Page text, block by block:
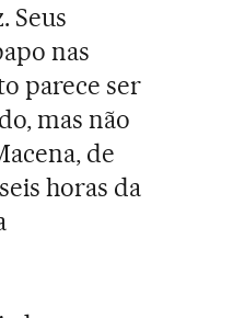
Seus
nas
parece ser
mas não
de
horas da